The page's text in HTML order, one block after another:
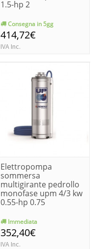
1.5-hp 2
Consegna in 5gg
414,72€
IVA Inc.
Elettropompa
sommersa
multigirante pedrollo
monofase upm 4/3 kw
0.55-hp 0.75
Immediata
352,40€
IVA Inc.